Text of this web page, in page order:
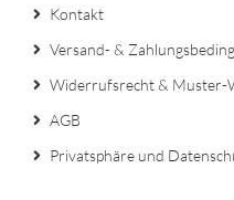
Kontakt
Versand- &
Widerrufsrecht & Muster-
AGB
Privatsphäre und